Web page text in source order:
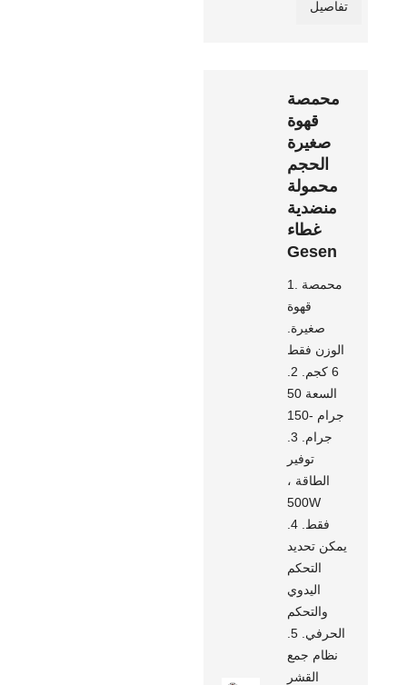
تفاصيل
محمصة
قهوة
صغيرة
الحجم
محمولة
منضدية
غطاء
Gesen
1. محمصة
قهوة
صغيرة.
الوزن فقط
السعة 50
جرام -150
جرام. 3.
توفير
الطاقة ،
500W
فقط. 4.
يمكن تحديد
التحكم
اليدوي
والتحكم
الحرفي. 5.
نظام جمع
القشر